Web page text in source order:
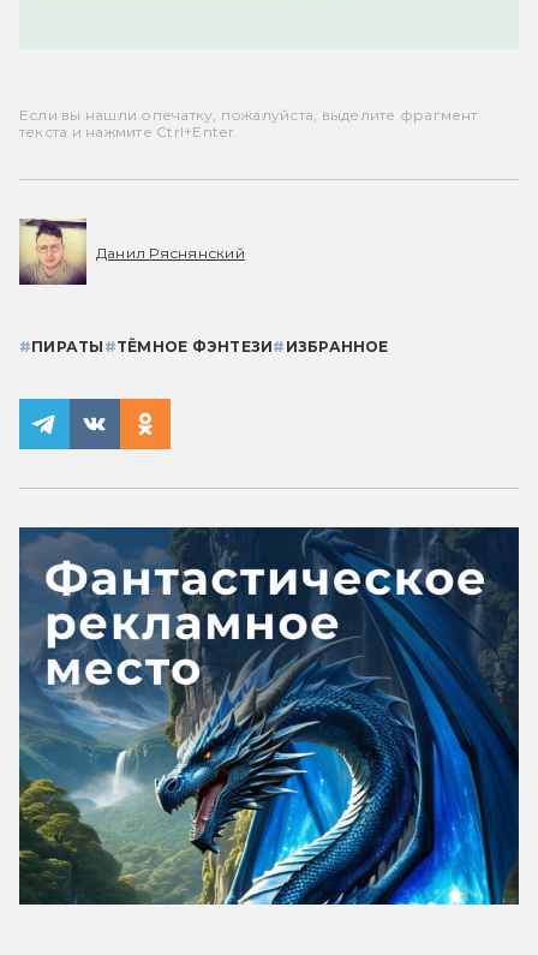
Если вы нашли опечатку, пожалуйста, выделите фрагмент
текста и нажмите Ctrl+Enter.
Данил Ряснянский
#ПИРАТЫ #ТЁМНОЕ ФЭНТЕЗИ# ИЗБРАННОЕ